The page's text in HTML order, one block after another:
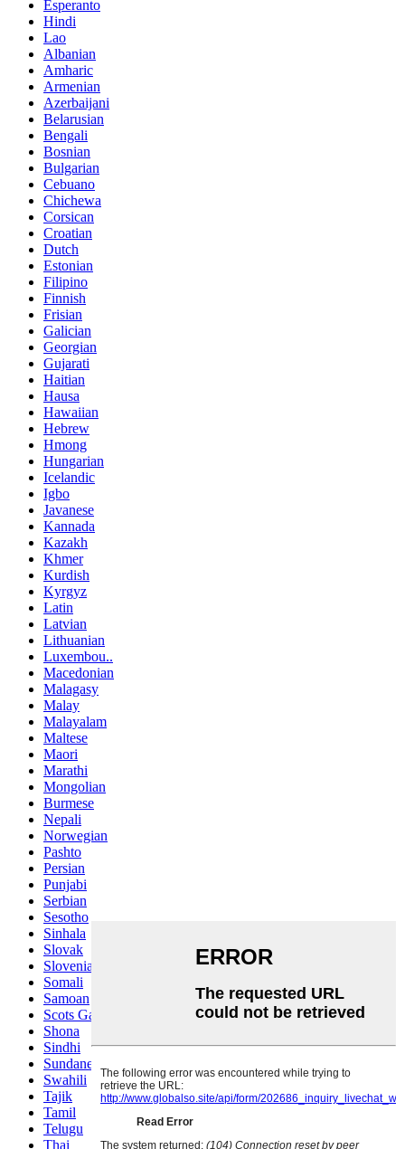
Esperanto
Hindi
Lao
Albanian
Amharic
Armenian
Azerbaijani
Belarusian
Bengali
Bosnian
Bulgarian
Cebuano
Chichewa
Corsican
Croatian
Dutch
Estonian
Filipino
Finnish
Frisian
Galician
Georgian
Gujarati
Haitian
Hausa
Hawaiian
Hebrew
Hmong
Hungarian
Icelandic
Igbo
Javanese
Kannada
Kazakh
Khmer
Kurdish
Kyrgyz
Latin
Latvian
Lithuanian
Luxembou..
Macedonian
Malagasy
Malay
Malayalam
Maltese
Maori
Marathi
Mongolian
Burmese
Nepali
Norwegian
Pashto
Persian
Punjabi
Serbian
Sesotho
Sinhala
Slovak
Slovenian
Somali
Samoan
Scots Gaelic
Shona
Sindhi
Sundanese
Swahili
Tajik
Tamil
Telugu
Thai